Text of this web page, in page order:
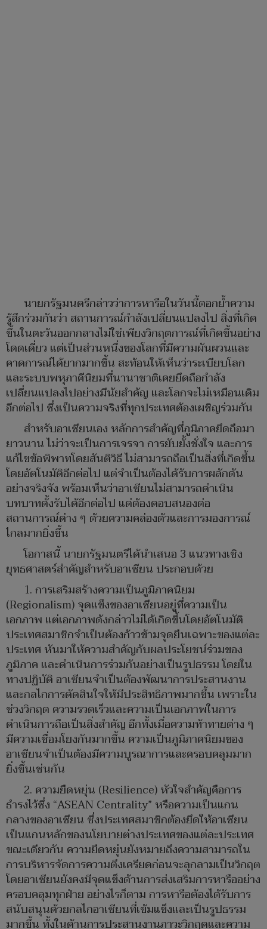
นายกรัฐมนตรีกล่าวว่าการหารือในวันนี้ตอกย้ำความ
รู้สึกร่วมกันว่า สถานการณ์กำลังเปลี่ยนแปลงไป สิ่งที่เกิด
ขึ้นในตะวันออกกลางไม่ใช่เพียงวิกฤตการณ์ที่เกิดขึ้นอย่าง
โดดเดี่ยว แต่เป็นส่วนหนึ่งของโลกที่มีความผันผวนและ
คาดการณ์ได้ยากมากขึ้น สะท้อนให้เห็นว่าระเบียบโลก
และระบบพหุภาคีนิยมที่นานาชาติเคยยึดถือกำลัง
เปลี่ยนแปลงไปอย่างมีนัยสำคัญ และโลกจะไม่เหมือนเดิม
อีกต่อไป ซึ่งเป็นความจริงที่ทุกประเทศต้องเผชิญร่วมกัน
สำหรับอาเซียนเอง หลักการสำคัญที่ภูมิภาคยึดถือมา
ยาวนาน ไม่ว่าจะเป็นการเจรจา การยับยั้งชั่งใจ และการ
แก้ไขข้อพิพาทโดยสันติวิธี ไม่สามารถถือเป็นสิ่งที่เกิดขึ้น
โดยอัตโนมัติอีกต่อไป แต่จำเป็นต้องได้รับการผลักดัน
อย่างจริงจัง พร้อมเห็นว่าอาเซียนไม่สามารถดำเนิน
บทบาทตั้งรับได้อีกต่อไป แต่ต้องตอบสนองต่อ
สถานการณ์ต่าง ๆ ด้วยความคล่องตัวและการมองการณ์
ไกลมากยิ่งขึ้น
โอกาสนี้ นายกรัฐมนตรีได้นำเสนอ 3 แนวทางเชิง
ยุทธศาสตร์สำคัญสำหรับอาเซียน ประกอบด้วย
1. การเสริมสร้างความเป็นภูมิภาคนิยม
(Regionalism) จุดแข็งของอาเซียนอยู่ที่ความเป็น
เอกภาพ แต่เอกภาพดังกล่าวไม่ได้เกิดขึ้นโดยอัตโนมัติ
ประเทศสมาชิกจำเป็นต้องก้าวข้ามจุดยืนเฉพาะของแต่ละ
ประเทศ หันมาให้ความสำคัญกับผลประโยชน์ร่วมของ
ภูมิภาค และดำเนินการร่วมกันอย่างเป็นรูปธรรม โดยใน
ทางปฏิบัติ อาเซียนจำเป็นต้องพัฒนาการประสานงาน
และกลไกการตัดสินใจให้มีประสิทธิภาพมากขึ้น เพราะใน
ช่วงวิกฤต ความรวดเร็วและความเป็นเอกภาพในการ
ดำเนินการถือเป็นสิ่งสำคัญ อีกทั้งเมื่อความท้าทายต่าง ๆ
มีความเชื่อมโยงกันมากขึ้น ความเป็นภูมิภาคนิยมของ
อาเซียนจำเป็นต้องมีความบูรณาการและครอบคลุมมาก
ยิ่งขึ้นเช่นกัน
2. ความยืดหยุ่น (Resilience) หัวใจสำคัญคือการ
ธำรงไว้ซึ่ง “ASEAN Centrality” หรือความเป็นแกน
กลางของอาเซียน ซึ่งประเทศสมาชิกต้องยึดให้อาเซียน
เป็นแกนหลักของนโยบายต่างประเทศของแต่ละประเทศ
ขณะเดียวกัน ความยืดหยุ่นยังหมายถึงความสามารถใน
การบริหารจัดการความตึงเครียดก่อนจะลุกลามเป็นวิกฤต
โดยอาเซียนยังคงมีจุดแข็งด้านการส่งเสริมการหารืออย่าง
ครอบคลุมทุกฝ่าย อย่างไรก็ตาม การหารือต้องได้รับการ
สนับสนุนด้วยกลไกอาเซียนที่เข้มแข็งและเป็นรูปธรรม
มากขึ้น ทั้งในด้านการประสานงานภาวะวิกฤตและความ